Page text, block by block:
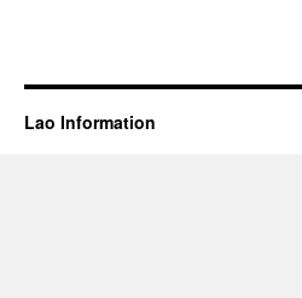
Lao Information